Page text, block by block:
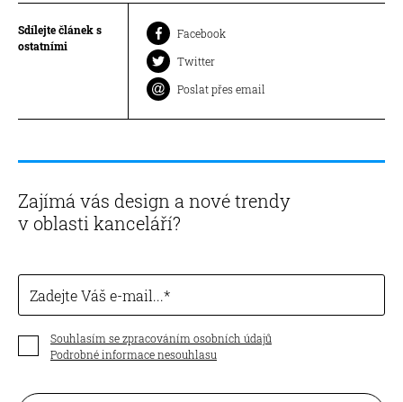
Sdílejte článek s
ostatními
Facebook
Twitter
Poslat přes email
Zajímá vás design a nové trendy
v oblasti kanceláří?
Zadejte Váš e-mail...
Souhlasím se zpracováním osobních údajů
Podrobné informace nesouhlasu